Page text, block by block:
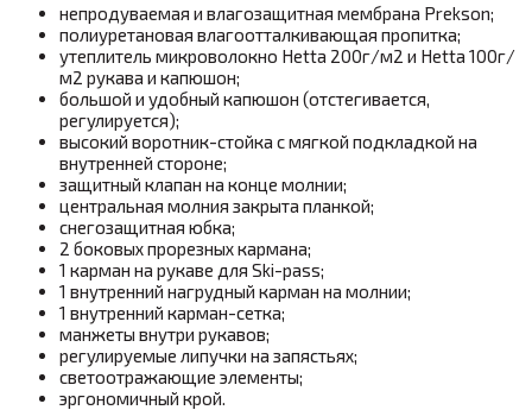
непродуваемая и влагозащитная мембрана Prekson;
полиуретановая влагоотталкивающая пропитка;
утеплитель микроволокно Hetta 200г/м2 и Hetta 100г/
м2 рукава и капюшон;
большой и удобный капюшон (отстегивается,
регулируется);
высокий воротник-стойка с мягкой подкладкой на
внутренней стороне;
защитный клапан на конце молнии;
центральная молния закрыта планкой;
снегозащитная юбка;
2 боковых прорезных кармана;
1 карман на рукаве для Ski-pass;
1 внутренний нагрудный карман на молнии;
1 внутренний карман-сетка;
манжеты внутри рукавов;
регулируемые липучки на запястьях;
светоотражающие элементы;
эргономичный крой.